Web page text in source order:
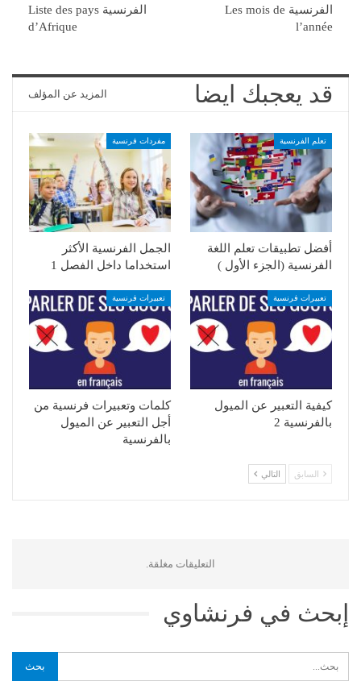
الفرنسية Les mois de
l’année
الفرنسية Liste des pays
d’Afrique
قد يعجبك ايضا المزيد عن المؤلف
تعلم الفرنسية
أفضل تطبيقات تعلم اللغة
الفرنسية (الجزء الأول )
مفردات فرنسية
الجمل الفرنسية الأكثر
استخداما داخل الفصل 1
تعبيرات فرنسية
كيفية التعبير عن الميول
بالفرنسية 2
تعبيرات فرنسية
كلمات وتعبيرات فرنسية من
أجل التعبير عن الميول
بالفرنسية
السابق التالي
التعليقات مغلقة.
إبحث في فرنشاوي